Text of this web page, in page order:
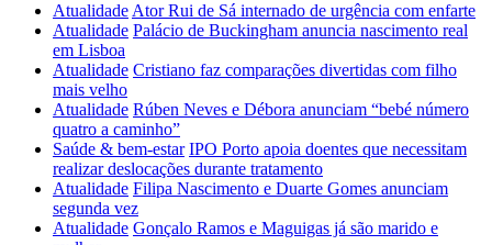
Atualidade Ator Rui de Sá internado de urgência com enfarte
Atualidade Palácio de Buckingham anuncia nascimento real
em Lisboa
Atualidade Cristiano faz comparações divertidas com filho
mais velho
Atualidade Rúben Neves e Débora anunciam “bebé número
quatro a caminho”
Saúde & bem-estar IPO Porto apoia doentes que necessitam
realizar deslocações durante tratamento
Atualidade Filipa Nascimento e Duarte Gomes anunciam
segunda vez
Atualidade Gonçalo Ramos e Maguigas já são marido e